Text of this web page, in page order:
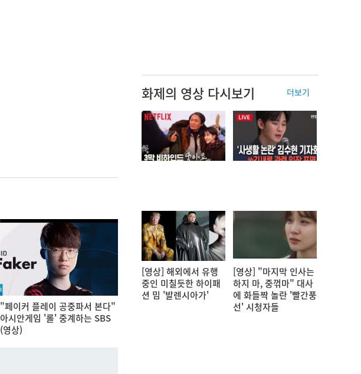
"페이커 플레이 공중파서 본다"
아시안게임 '롤' 중계하는 SBS
(영상)
화제의 영상 다시보기 더보기
[영상] 해외에서 유행
중인 미칠듯한 하이패
션 밈 '발렌시아가'
[영상] "마지막 인사는
하지 마, 중꺾마" 대사
에 화들짝 놀란 '빨간풍
선' 시청자들